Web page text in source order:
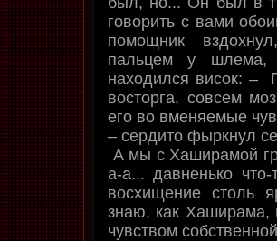
говорить с вами
помощник
пальцем у
находился висок: –
восторга, совсем
его во вменяемые
– сердито фыркнул
А мы с Хаширамой
а-а... давненько
восхищение столь
знаю, как Хаширама,
чувством